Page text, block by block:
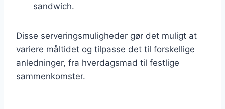
sandwich.
Disse serveringsmuligheder gør det muligt at
variere måltidet og tilpasse det til forskellige
anledninger, fra hverdagsmad til festlige
sammenkomster.